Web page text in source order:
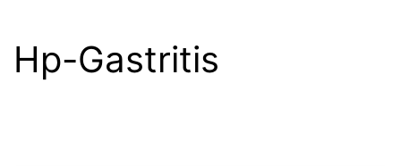
Hp-Gastritis